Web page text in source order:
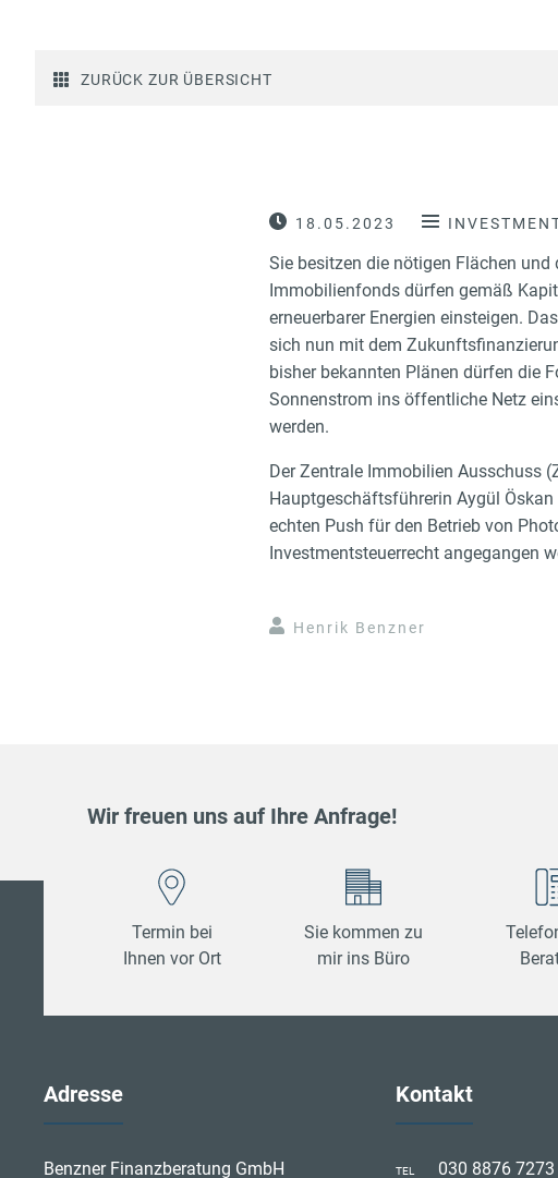
ZURÜCK ZUR ÜBERSICHT
18.05.2023
Sie besitzen die nötigen Flächen
Immobilienfonds dürfen gemäß
erneuerbarer Energien einsteigen.
sich nun mit dem
bisher bekannten Plänen dürfen die
Sonnenstrom ins öffentliche Netz
werden.
Der Zentrale Immobilien Ausschuss
Hauptgeschäftsführerin Aygül
echten Push für den Betrieb von
Investmentsteuerrecht angegangen
Henrik Benzner
Wir freuen uns auf Ihre Anfrage!
Termin bei
Ihnen vor Ort
Sie kommen zu
mir ins Büro
Adresse
Benzner Finanzberatung GmbH
Kontakt
TEL 030 8876 7273